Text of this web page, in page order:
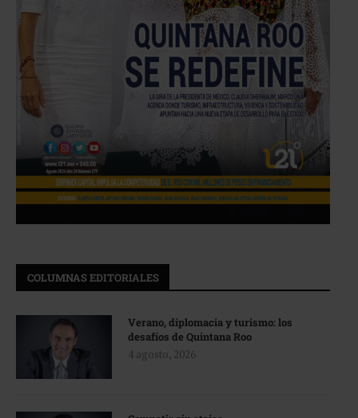
COLUMNAS EDITORIALES
Verano, diplomacia y turismo: los
desafíos de Quintana Roo
4 agosto, 2026